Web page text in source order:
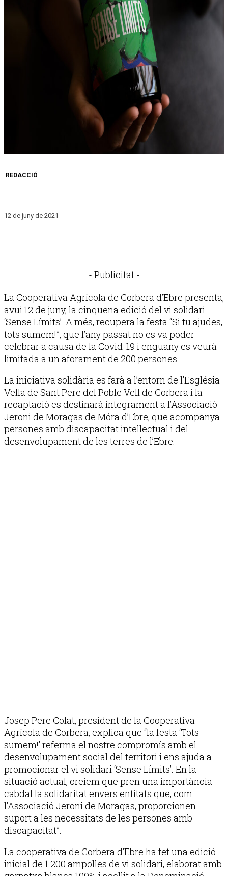
REDACCIÓ
|
12 de juny de 2021
- Publicitat -
La Cooperativa Agrícola de Corbera d’Ebre presenta,
avui 12 de juny, la cinquena edició del vi solidari
‘Sense Límits’. A més, recupera la festa “Si tu ajudes,
tots sumem!”, que l’any passat no es va poder
celebrar a causa de la Covid-19 i enguany es veurà
limitada a un aforament de 200 persones.
La iniciativa solidària es farà a l’entorn de l’Església
Vella de Sant Pere del Poble Vell de Corbera i la
recaptació es destinarà íntegrament a l’Associació
Jeroni de Moragas de Móra d’Ebre, que acompanya
persones amb discapacitat intel·lectual i del
desenvolupament de les terres de l’Ebre.
Josep Pere Colat, president de la Cooperativa
Agrícola de Corbera, explica que “la festa ‘Tots
sumem!’ referma el nostre compromís amb el
desenvolupament social del territori i ens ajuda a
promocionar el vi solidari ‘Sense Límits’. En la
situació actual, creiem que pren una importància
cabdal la solidaritat envers entitats que, com
l’Associació Jeroni de Moragas, proporcionen
suport a les necessitats de les persones amb
discapacitat”.
La cooperativa de Corbera d’Ebre ha fet una edició
inicial de 1.200 ampolles de vi solidari, elaborat amb